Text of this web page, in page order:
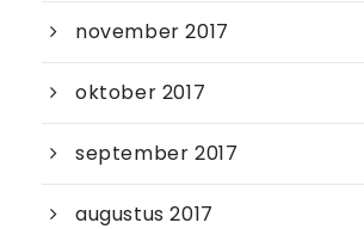
november 2017
oktober 2017
september 2017
augustus 2017